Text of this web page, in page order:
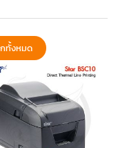
กทั้งหมด